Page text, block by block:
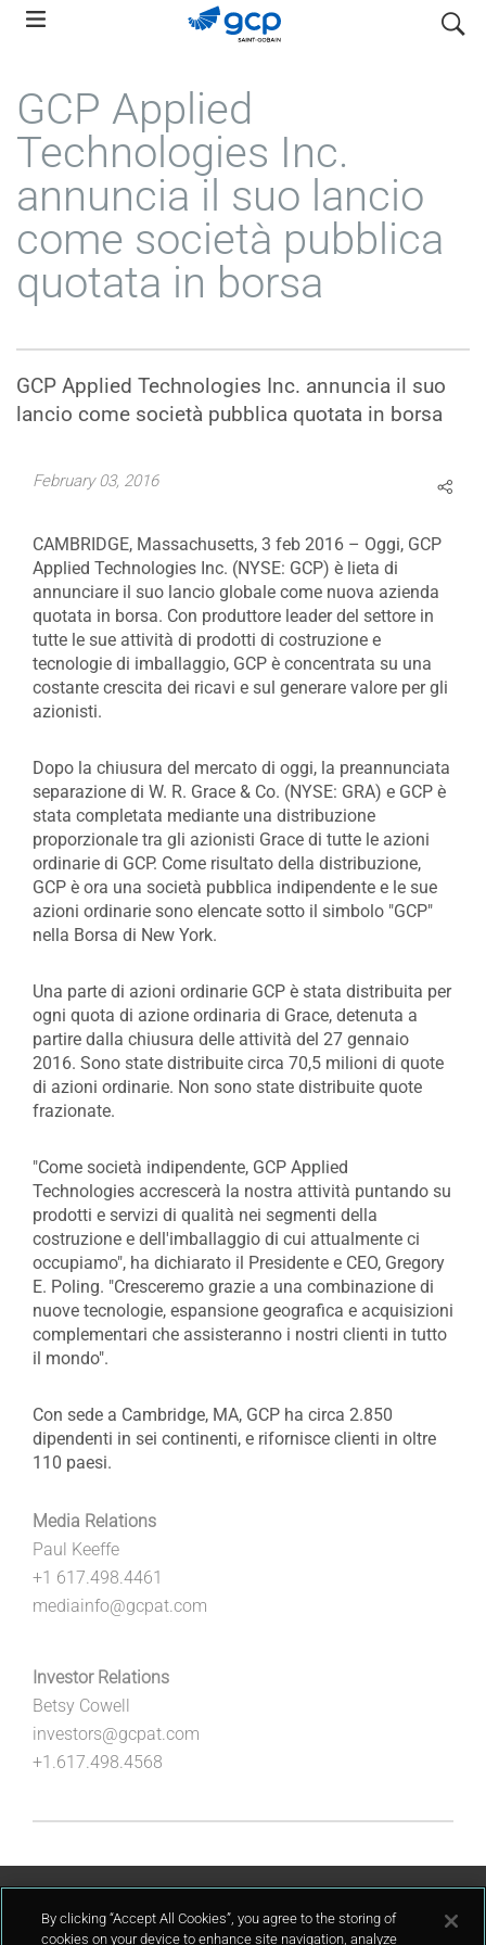
Skip
navigation
search
GCP Applied
Technologies Inc.
annuncia il suo lancio
come società pubblica
quotata in borsa
GCP Applied Technologies Inc. annuncia il suo
lancio come società pubblica quotata in borsa
February 03, 2016
CAMBRIDGE, Massachusetts, 3 feb 2016 – Oggi, GCP
Applied Technologies Inc. (NYSE: GCP) è lieta di
annunciare il suo lancio globale come nuova azienda
quotata in borsa. Con produttore leader del settore in
tutte le sue attività di prodotti di costruzione e
tecnologie di imballaggio, GCP è concentrata su una
costante crescita dei ricavi e sul generare valore per gli
azionisti.
Dopo la chiusura del mercato di oggi, la preannunciata
separazione di W. R. Grace & Co. (NYSE: GRA) e GCP è
stata completata mediante una distribuzione
proporzionale tra gli azionisti Grace di tutte le azioni
ordinarie di GCP. Come risultato della distribuzione,
GCP è ora una società pubblica indipendente e le sue
azioni ordinarie sono elencate sotto il simbolo "GCP"
nella Borsa di New York.
Una parte di azioni ordinarie GCP è stata distribuita per
ogni quota di azione ordinaria di Grace, detenuta a
partire dalla chiusura delle attività del 27 gennaio
2016. Sono state distribuite circa 70,5 milioni di quote
di azioni ordinarie. Non sono state distribuite quote
frazionate.
"Come società indipendente, GCP Applied
Technologies accrescerà la nostra attività puntando su
prodotti e servizi di qualità nei segmenti della
costruzione e dell'imballaggio di cui attualmente ci
occupiamo", ha dichiarato il Presidente e CEO, Gregory
E. Poling. "Cresceremo grazie a una combinazione di
nuove tecnologie, espansione geografica e acquisizioni
complementari che assisteranno i nostri clienti in tutto
il mondo".
Con sede a Cambridge, MA, GCP ha circa 2.850
dipendenti in sei continenti, e rifornisce clienti in oltre
110 paesi.
Media Relations
Paul Keeffe
+1 617.498.4461
mediainfo@gcpat.com
Investor Relations
Betsy Cowell
investors@gcpat.com
+1.617.498.4568
Contattaci
By clicking “Accept All Cookies”, you agree to the storing of
cookies on your device to enhance site navigation, analyze